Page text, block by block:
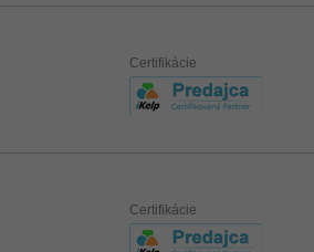
Certifikácie
Certifikácie